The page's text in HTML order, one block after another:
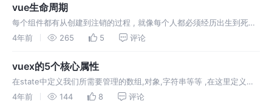
vue生命周期
每个组件都有从创建到注销的过程 , 就像每个人都必须经历出生到死亡
的完整过程 , 我们将这样过程称之为生命周期 . vue框架内置函数 , 随
4年前 265 5 评论
vuex的5个核心属性
在state中定义我们所需要管理的数组,对象,字符串等等 ,在这里定义后 ,
可以在vue.js中获取对象的状态. 可以看作和data的一样 , 都是用来存
4年前 144 8 评论